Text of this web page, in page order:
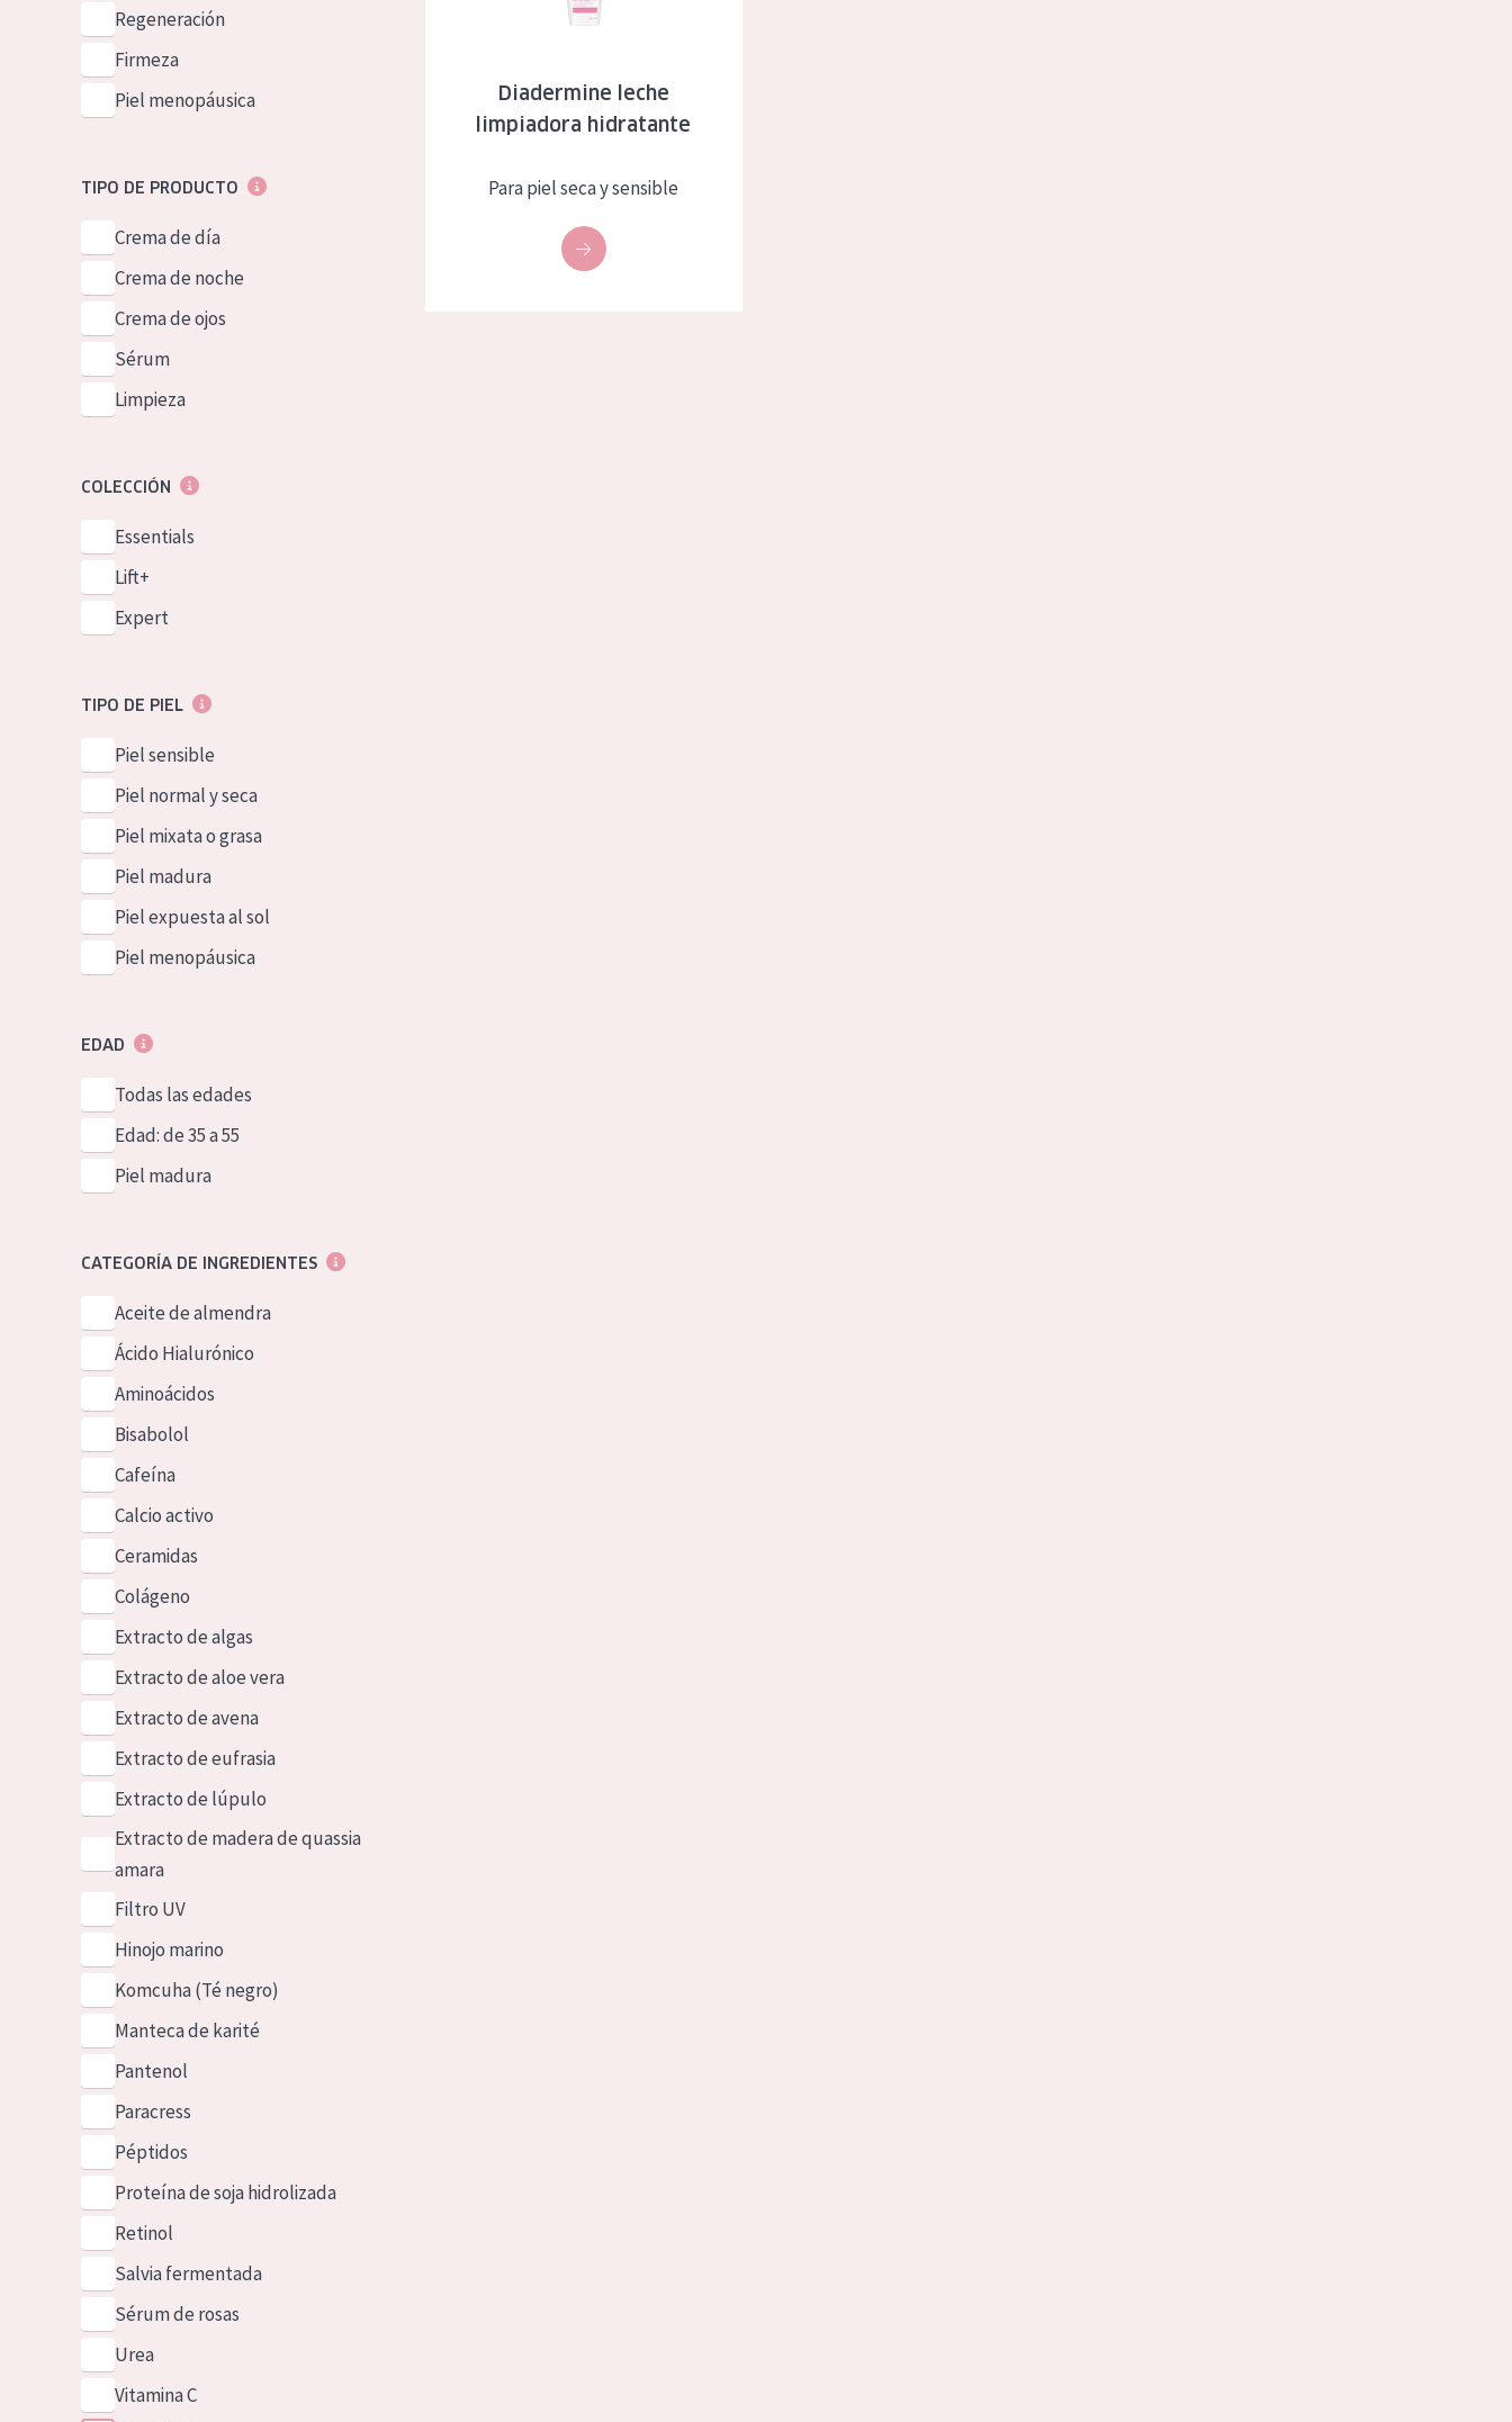
Piel expuesta al sol
Piel menopáusica
NUESTROS PRODUCTOS
German
Spanish
Greek
Regeneración
Firmeza
Piel menopáusica
TIPO DE PRODUCTO
Crema de día
Crema de noche
Crema de ojos
Sérum
Limpieza
COLECCIÓN
Essentials
Lift+
Expert
TIPO DE PIEL
Piel sensible
Piel normal y seca
Piel mixata o grasa
Piel madura
Piel expuesta al sol
Piel menopáusica
EDAD
Todas las edades
Edad: de 35 a 55
Piel madura
CATEGORÍA DE INGREDIENTES
Aceite de almendra
Ácido Hialurónico
Aminoácidos
Bisabolol
Cafeína
Calcio activo
Ceramidas
Colágeno
Extracto de algas
Extracto de aloe vera
Extracto de avena
Extracto de eufrasia
Extracto de lúpulo
Extracto de madera de quassia
amara
Filtro UV
Hinojo marino
Komcuha (Té negro)
Manteca de karité
Pantenol
Paracress
Péptidos
Proteína de soja hidrolizada
Retinol
Salvia fermentada
Sérum de rosas
Urea
Vitamina C
Diadermine leche
limpiadora hidratante
Para piel seca y sensible